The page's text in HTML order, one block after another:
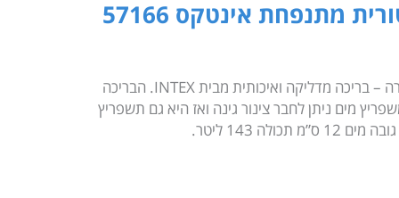
מתנפחת אינטקס 57166
בריכת משחק לילדים בנושא פארק היורה – בריכה מדליקה ואיכותית מבית INTEX. הבריכה
מים ניתן לחבר צינור גינה ואז היא גם תשפריץ